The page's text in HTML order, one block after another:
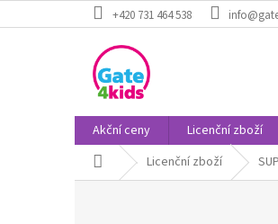
na
+420 731 464 538
Akční ceny Licenční zboží
Domů Licenční zboží